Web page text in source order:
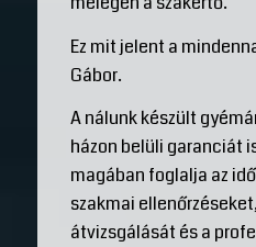
Ez mit jelent a
Gábor.
A nálunk készült
házon belüli garanciát
magában foglalja az
szakmai
átvizsgálását és a